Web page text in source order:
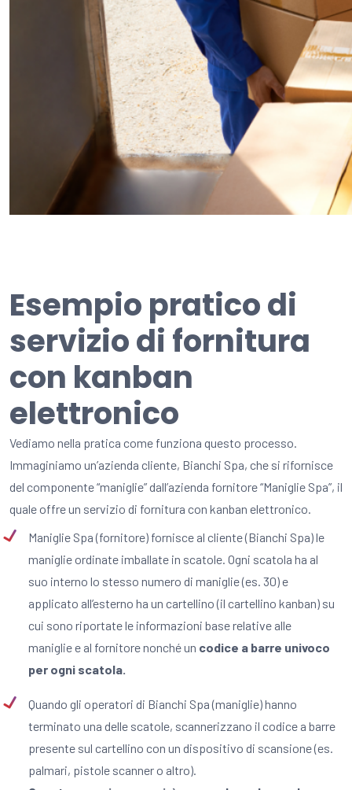
Esempio pratico di
servizio di fornitura
con kanban
elettronico
Vediamo nella pratica come funziona questo processo.
Immaginiamo un’azienda cliente, Bianchi Spa, che si rifornisce
del componente “maniglie” dall’azienda fornitore “Maniglie Spa”, il
quale offre un servizio di fornitura con kanban elettronico.
Maniglie Spa (fornitore) fornisce al cliente (Bianchi Spa) le
maniglie ordinate imballate in scatole. Ogni scatola ha al
suo interno lo stesso numero di maniglie (es. 30) e
applicato all’esterno ha un cartellino (il cartellino kanban) su
cui sono riportate le informazioni base relative alle
maniglie e al fornitore nonché un codice a barre univoco
per ogni scatola.
Quando gli operatori di Bianchi Spa (maniglie) hanno
terminato una delle scatole, scannerizzano il codice a barre
presente sul cartellino con un dispositivo di scansione (es.
palmari, pistole scanner o altro).